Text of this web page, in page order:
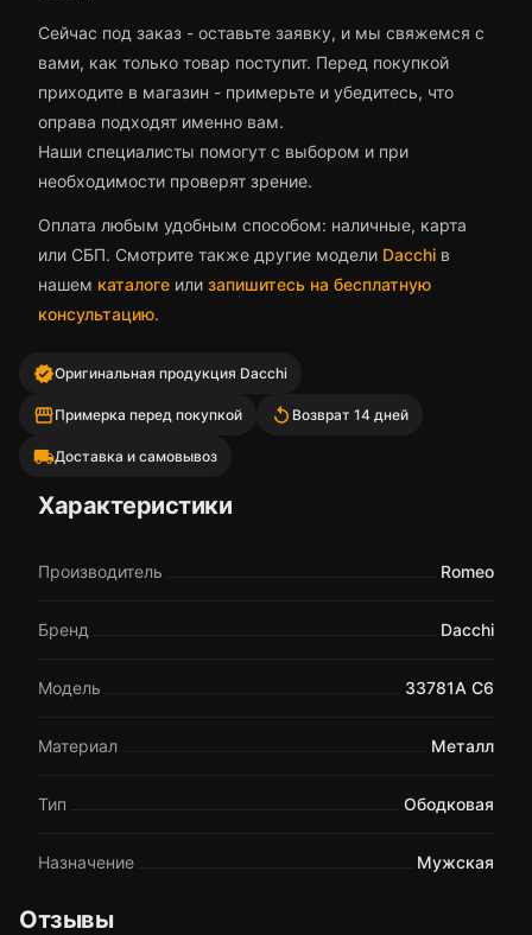
Сейчас под заказ - оставьте заявку, и мы свяжемся с
вами, как только товар поступит. Перед покупкой
приходите в магазин - примерьте и убедитесь, что
оправа подходят именно вам.
Наши специалисты помогут с выбором и при
необходимости проверят зрение.
Оплата любым удобным способом: наличные, карта
или СБП. Смотрите также другие модели Dacchi в
нашем каталоге или запишитесь на бесплатную
консультацию.
verifiedОригинальная продукция Dacchi
storefrontПримерка перед покупкой replay Возврат 14 дней
local_shippingДоставка и самовывоз
Характеристики
Производитель Romeo
Бренд Dacchi
Модель 33781A C6
Материал Металл
Тип Ободковая
Назначение Мужская
Отзывы